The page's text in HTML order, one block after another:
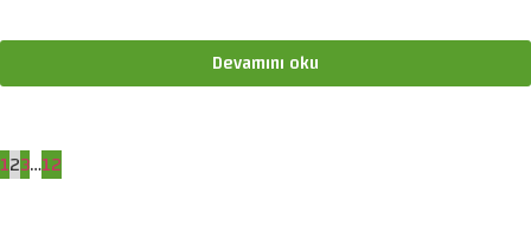
Devamını oku
123…12